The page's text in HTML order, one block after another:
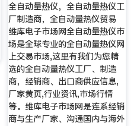
全自动量热仪，全自动量热仪工
厂制造商，全自动量热仪贸易
维库电子市场网全自动量热仪市
场是全球专业的全自动量热仪网
上交易市场,这里有我们为您精
选的全自动量热仪工厂、制造
商，经销商、出口商供应信息,
厂家黄页,行业资讯,市场行情
等。维库电子市场网是连系经销
商与生产厂家、沟通国内与海外